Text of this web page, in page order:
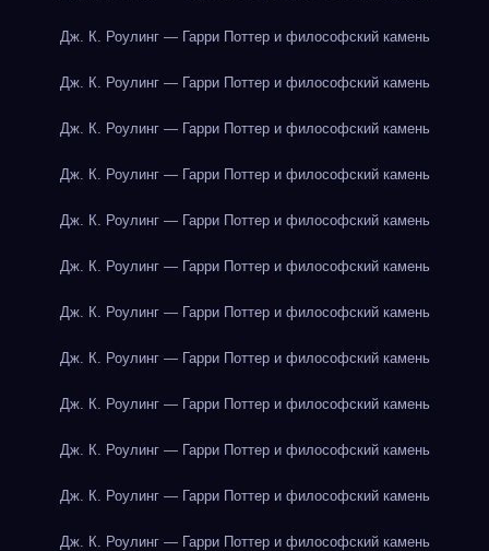
Дж. К. Роулинг — Гарри Поттер и философский камень
Дж. К. Роулинг — Гарри Поттер и философский камень
Дж. К. Роулинг — Гарри Поттер и философский камень
Дж. К. Роулинг — Гарри Поттер и философский камень
Дж. К. Роулинг — Гарри Поттер и философский камень
Дж. К. Роулинг — Гарри Поттер и философский камень
Дж. К. Роулинг — Гарри Поттер и философский камень
Дж. К. Роулинг — Гарри Поттер и философский камень
Дж. К. Роулинг — Гарри Поттер и философский камень
Дж. К. Роулинг — Гарри Поттер и философский камень
Дж. К. Роулинг — Гарри Поттер и философский камень
Дж. К. Роулинг — Гарри Поттер и философский камень